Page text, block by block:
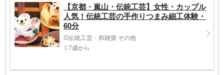
【京都・嵐山・伝統工芸】女性・カップル
人気！伝統工芸の手作りつまみ細工体験・
60分
伝統工芸・和雑貨 その他
7歳から